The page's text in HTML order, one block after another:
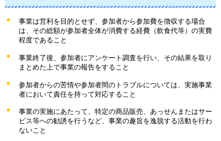
事業は営利を目的とせず、参加者から参加費を徴収する場合
は、その総額が参加者全体が消費する経費（飲食代等）の実費
程度であること
事業終了後、参加者にアンケート調査を行い、その結果を取り
まとめた上で事業の報告をすること
参加者からの苦情や参加者間のトラブルについては、実施事業
者において責任を持って対応すること
事業の実施にあたって、特定の商品販売、あっせんまたはサー
ビス等への勧誘を行うなど、事業の趣旨を逸脱する活動を行わ
ないこと